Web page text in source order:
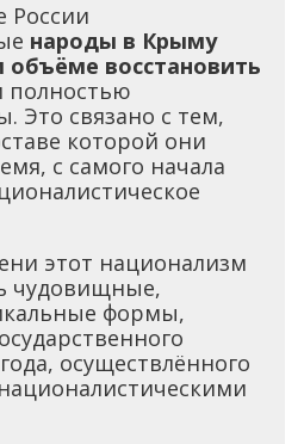
России
народы в Крыму
восстановить
полностью
Это связано с тем,
которой они
с самого начала
этот национализм
чудовищные,
формы,
осуществлённого